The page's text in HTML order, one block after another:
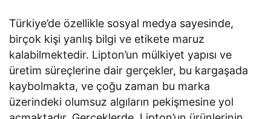
Türkiye’de özellikle sosyal medya sayesinde,
birçok kişi yanlış bilgi ve etikete maruz
kalabilmektedir. Lipton’un mülkiyet yapısı ve
üretim süreçlerine dair gerçekler, bu kargaşada
kaybolmakta, ve çoğu zaman bu marka
üzerindeki olumsuz algıların pekişmesine yol